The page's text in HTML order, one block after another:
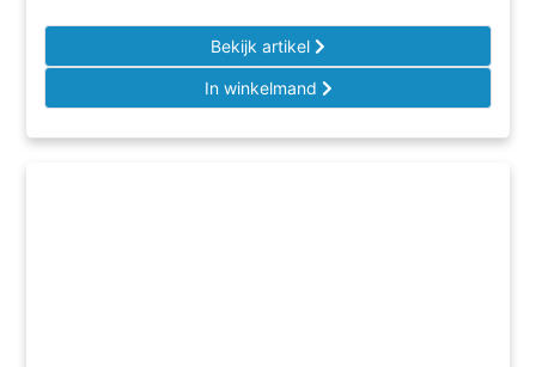
Bekijk artikel
In winkelmand